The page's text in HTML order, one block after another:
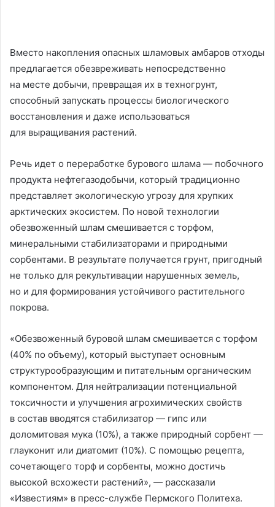
Вместо накопления опасных шламовых амбаров отходы
предлагается обезвреживать непосредственно
на месте добычи, превращая их в техногрунт,
способный запускать процессы биологического
восстановления и даже использоваться
для выращивания растений.
Речь идет о переработке бурового шлама — побочного
продукта нефтегазодобычи, который традиционно
представляет экологическую угрозу для хрупких
арктических экосистем. По новой технологии
обезвоженный шлам смешивается с торфом,
минеральными стабилизаторами и природными
сорбентами. В результате получается грунт, пригодный
не только для рекультивации нарушенных земель,
но и для формирования устойчивого растительного
покрова.
«Обезвоженный буровой шлам смешивается с торфом
(40% по объему), который выступает основным
структурообразующим и питательным органическим
компонентом. Для нейтрализации потенциальной
токсичности и улучшения агрохимических свойств
в состав вводятся стабилизатор — гипс или
доломитовая мука (10%), а также природный сорбент —
глауконит или диатомит (10%). С помощью рецепта,
сочетающего торф и сорбенты, можно достичь
высокой всхожести растений», — рассказали
«Известиям» в пресс-службе Пермского Политеха.